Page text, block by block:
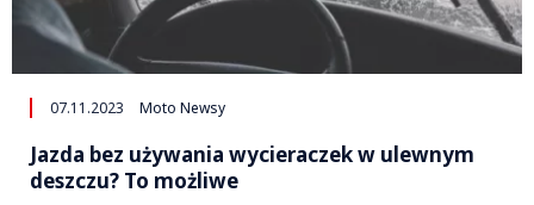
07.11.2023 Moto Newsy
Jazda bez używania wycieraczek w ulewnym
deszczu? To możliwe